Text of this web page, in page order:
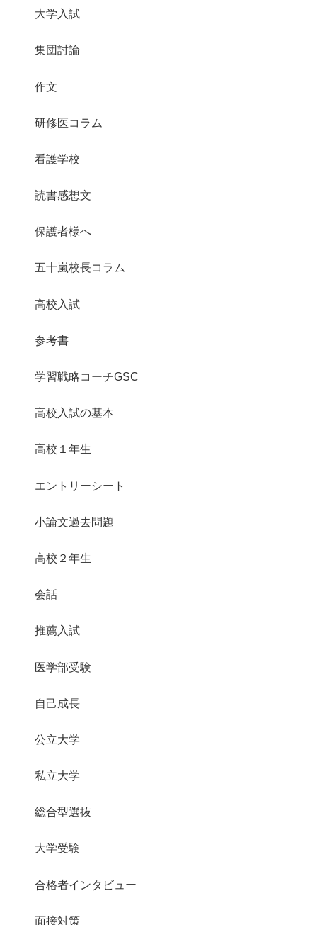
大学入試
集団討論
作文
研修医コラム
看護学校
読書感想文
保護者様へ
五十嵐校長コラム
高校入試
参考書
学習戦略コーチGSC
高校入試の基本
高校１年生
エントリーシート
小論文過去問題
高校２年生
会話
推薦入試
医学部受験
自己成長
公立大学
私立大学
総合型選抜
大学受験
合格者インタビュー
面接対策